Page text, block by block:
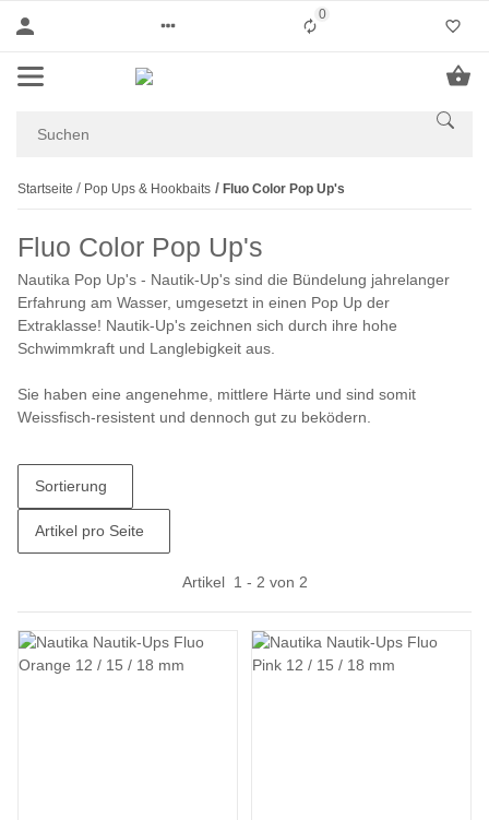
0Liste ist leer
Startseite Pop Ups & Hookbaits Fluo Color Pop Up's
Fluo Color Pop Up's
Nautika Pop Up's - Nautik-Up's sind die Bündelung jahrelanger
Erfahrung am Wasser, umgesetzt in einen Pop Up der
Extraklasse! Nautik-Up's zeichnen sich durch ihre hohe
Schwimmkraft und Langlebigkeit aus.
Sie haben eine angenehme, mittlere Härte und sind somit
Weissfisch-resistent und dennoch gut zu beködern.
Sortierung
Artikel pro Seite
Artikel 1 - 2 von 2